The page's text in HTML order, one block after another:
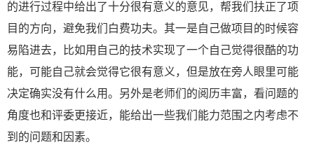
的进行过程中给出了十分很有意义的意见，帮我们扶正了项
目的方向，避免我们白费功夫。其一是自己做项目的时候容
易陷进去，比如用自己的技术实现了一个自己觉得很酷的功
能，可能自己就会觉得它很有意义，但是放在旁人眼里可能
决定确实没有什么用。另外是老师们的阅历丰富，看问题的
角度也和评委更接近，能给出一些我们能力范围之内考虑不
到的问题和因素。